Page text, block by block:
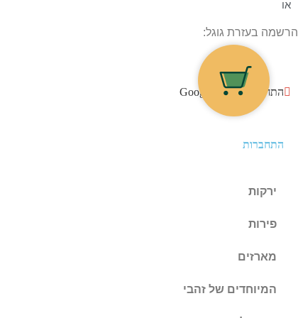
או
הרשמה בעזרת גוגל:
התחברו עם גוגל Google
התחברות
ירקות
פירות
מארזים
המיוחדים של זהבי